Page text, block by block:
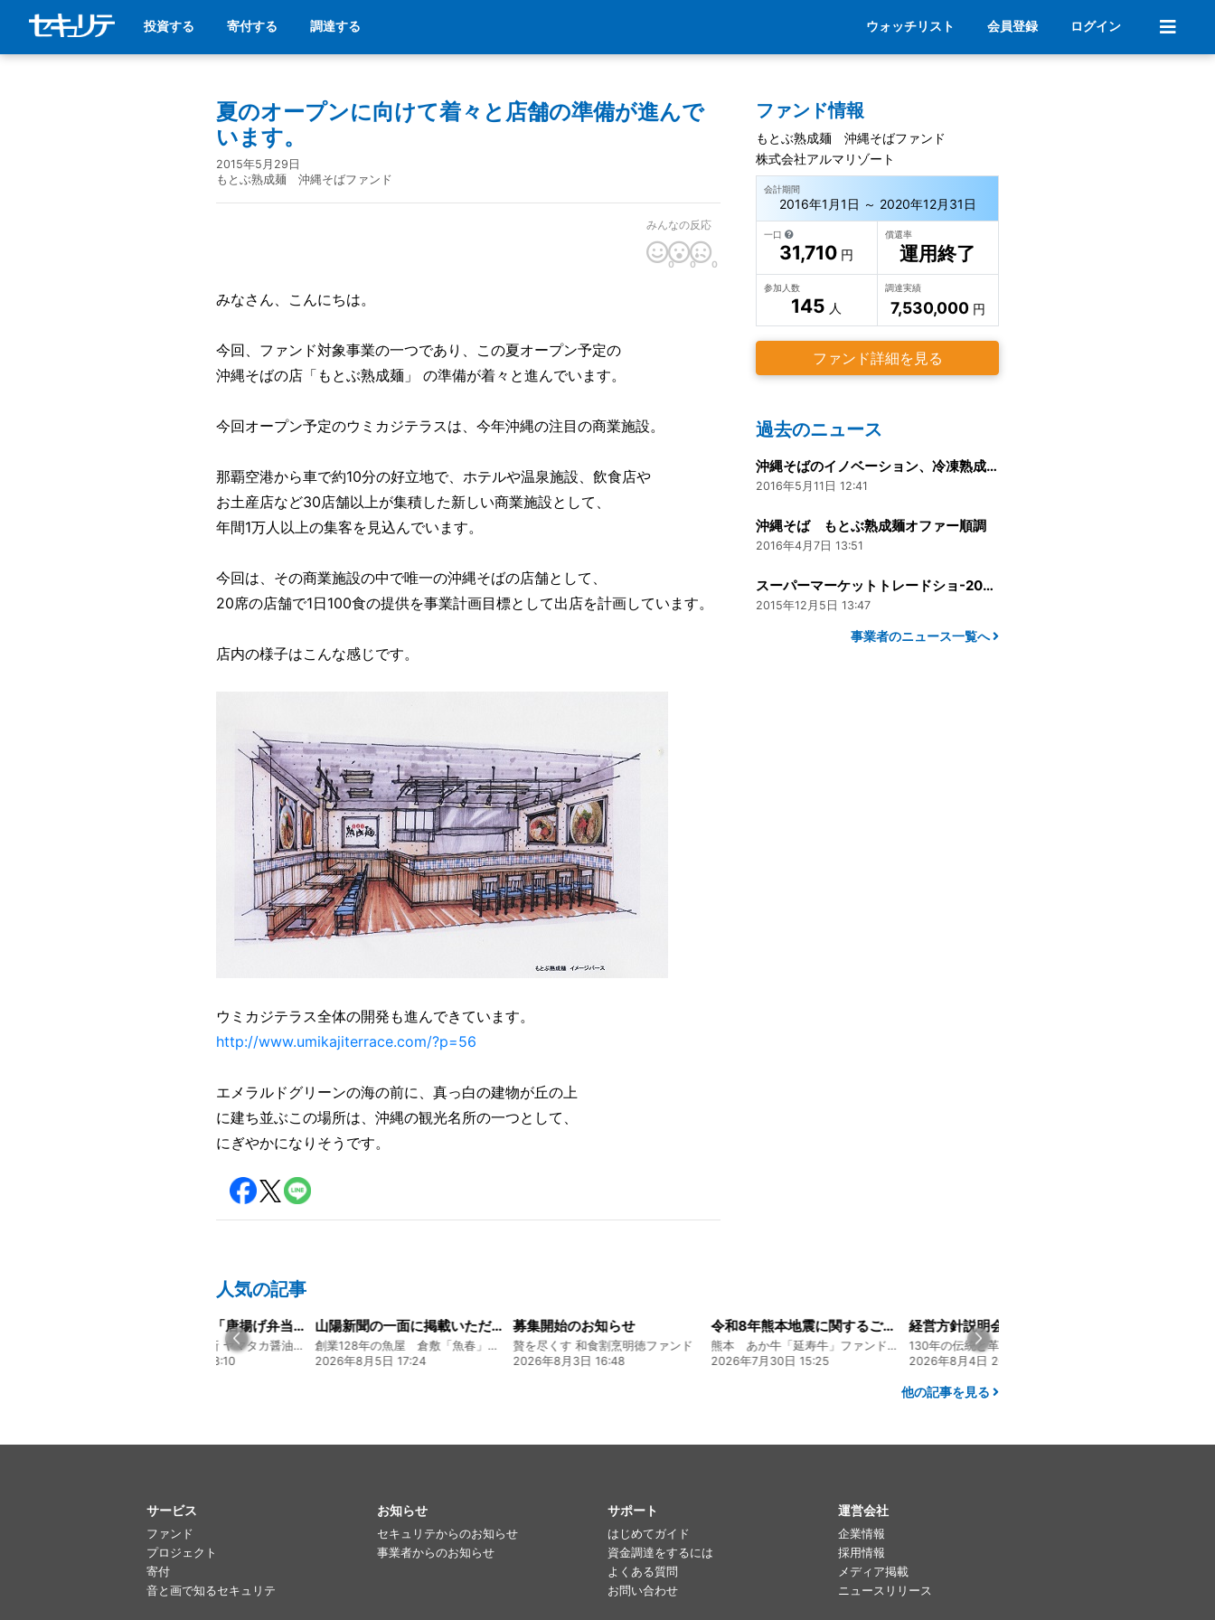
投資する 寄付する 調達する ウォッチリスト 会員登録 ログイン
夏のオープンに向けて着々と店舗の準備が進んで
います。
2015年5月29日
もとぶ熟成麺 沖縄そばファンド
みんなの反応
0 0 0
みなさん、こんにちは。
今回、ファンド対象事業の一つであり、この夏オープン予定の
沖縄そばの店「もとぶ熟成麺」 の準備が着々と進んでいます。
今回オープン予定のウミカジテラスは、今年沖縄の注目の商業施設。
那覇空港から車で約10分の好立地で、ホテルや温泉施設、飲食店や
お土産店など30店舗以上が集積した新しい商業施設として、
年間1万人以上の集客を見込んでいます。
今回は、その商業施設の中で唯一の沖縄そばの店舗として、
20席の店舗で1日100食の提供を事業計画目標として出店を計画しています。
店内の様子はこんな感じです。
ウミカジテラス全体の開発も進んできています。
http://www.umikajiterrace.com/?p=56
エメラルドグリーンの海の前に、真っ白の建物が丘の上
に建ち並ぶこの場所は、沖縄の観光名所の一つとして、
にぎやかになりそうです。
ファンド情報
もとぶ熟成麺 沖縄そばファンド
株式会社アルマリゾート
会計期間
2016年1月1日 ～ 2020年12月31日
一口
31,710 円
償還率
運用終了
参加人数
145 人
調達実績
7,530,000円
ファンド詳細を見る
過去のニュース
沖縄そばのイノベーション、冷凍熟成の沖縄そばの営業が好評です。
2016年5月11日 12:41
沖縄そば もとぶ熟成麺オファー順調
2016年4月7日 13:51
スーパーマーケットトレードショ-2016出店決定
2015年12月5日 13:47
事業者のニュース一覧へ
人気の記事
山陽新聞の一面に掲載いただきました！
2026年8月5日 17:24
募集開始のお知らせ
贅を尽くす 和食割烹明徳ファンド
2026年8月3日 16:48
熊本 あか牛「延寿牛」ファンド2026
2026年7月30日 15:25
経営方針説明会を開催しました
130年の伝統と革新 ヤマタカ醤油ファンド
2026年8月4日 20:00
2026年7月22日 08:10
他の記事を見る
サービス
ファンド
プロジェクト
寄付
音と画で知るセキュリテ
お知らせ
セキュリテからのお知らせ
事業者からのお知らせ
サポート
はじめてガイド
資金調達をするには
よくある質問
お問い合わせ
運営会社
企業情報
採用情報
メディア掲載
ニュースリリース